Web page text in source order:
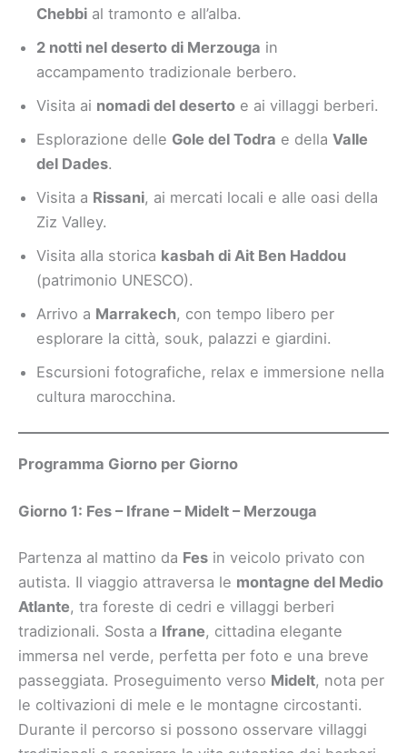
Chebbi al tramonto e all’alba.
2 notti nel deserto di Merzouga in
accampamento tradizionale berbero.
Visita ai nomadi del deserto e ai villaggi berberi.
Esplorazione delle Gole del Todra e della Valle
del Dades.
Visita a Rissani, ai mercati locali e alle oasi della
Ziz Valley.
Visita alla storica kasbah di Ait Ben Haddou
(patrimonio UNESCO).
Arrivo a Marrakech, con tempo libero per
esplorare la città, souk, palazzi e giardini.
Escursioni fotografiche, relax e immersione nella
cultura marocchina.
Programma Giorno per Giorno
Giorno 1: Fes – Ifrane – Midelt – Merzouga
Partenza al mattino da Fes in veicolo privato con
autista. Il viaggio attraversa le montagne del Medio
Atlante, tra foreste di cedri e villaggi berberi
tradizionali. Sosta a Ifrane, cittadina elegante
immersa nel verde, perfetta per foto e una breve
passeggiata. Proseguimento verso Midelt, nota per
le coltivazioni di mele e le montagne circostanti.
Durante il percorso si possono osservare villaggi